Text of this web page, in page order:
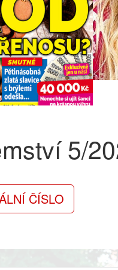
5/
ČÍSLO